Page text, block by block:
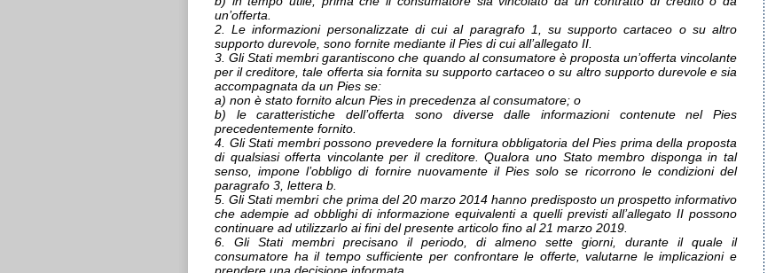
un’offerta.
2. Le informazioni personalizzate di cui al paragrafo 1, su supporto cartaceo o su altro
supporto durevole, sono fornite mediante il Pies di cui all’allegato II.
3. Gli Stati membri garantiscono che quando al consumatore è proposta un’offerta vincolante
per il creditore, tale offerta sia fornita su supporto cartaceo o su altro supporto durevole e sia
accompagnata da un Pies se:
a) non è stato fornito alcun Pies in precedenza al consumatore; o
b) le caratteristiche dell’offerta sono diverse dalle informazioni contenute nel Pies
precedentemente fornito.
4. Gli Stati membri possono prevedere la fornitura obbligatoria del Pies prima della proposta
di qualsiasi offerta vincolante per il creditore. Qualora uno Stato membro disponga in tal
senso, impone l’obbligo di fornire nuovamente il Pies solo se ricorrono le condizioni del
paragrafo 3, lettera b.
5. Gli Stati membri che prima del 20 marzo 2014 hanno predisposto un prospetto informativo
che adempie ad obblighi di informazione equivalenti a quelli previsti all’allegato II possono
continuare ad utilizzarlo ai fini del presente articolo fino al 21 marzo 2019.
6. Gli Stati membri precisano il periodo, di almeno sette giorni, durante il quale il
consumatore ha il tempo sufficiente per confrontare le offerte, valutarne le implicazioni e
prendere una decisione informata.